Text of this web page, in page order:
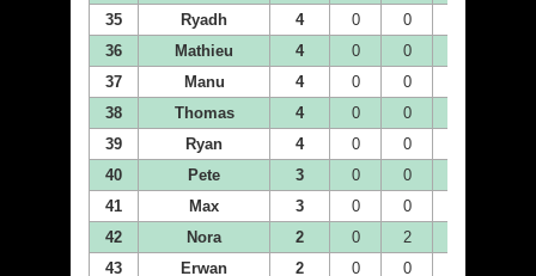
35
Ryadh 4 0 0
36
Mathieu 4 0 0
37
Manu 4 0 0
38
Thomas 4 0 0
39
Ryan 4 0 0
40
Pete 3 0 0
41
Max 3 0 0
42
Nora 2 0 2
43
Erwan 2 0 0